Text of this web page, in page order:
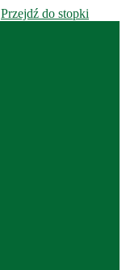
Przejdź do stopki